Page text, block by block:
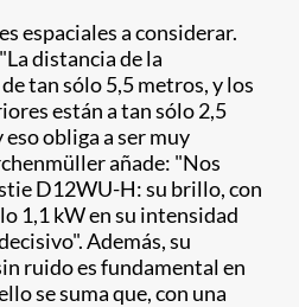
espaciales a considerar.
distancia de la
tan sólo 5,5 metros, y los
están a tan sólo 2,5
obliga a ser muy
añade: "Nos
D12WU-H: su brillo, con
1,1 kW en su intensidad
Además, su
ruido es fundamental en
se suma que, con una